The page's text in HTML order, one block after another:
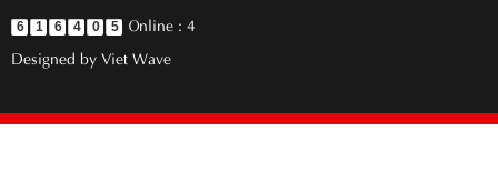
6 1 6 4 0 5
Online : 4
Designed byViet Wave